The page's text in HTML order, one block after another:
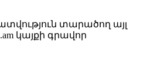
տարածող այլ
կայքի գրավոր